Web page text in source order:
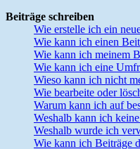
Beiträge schreiben
Wie erstelle ich ein
Wie kann ich einen
Wie kann ich meinem
Wie kann ich eine
Wieso kann ich nicht
Wie bearbeite oder
Warum kann ich auf
Weshalb kann ich
Weshalb wurde ich
Wie kann ich Beiträge